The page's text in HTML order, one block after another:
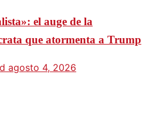
el auge de la
que atormenta a Trump
agosto 4, 2026